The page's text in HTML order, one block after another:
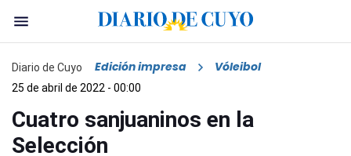
Diario de Cuyo Edición impresa Vóleibol
25 de abril de 2022 - 00:00
Cuatro sanjuaninos en la
Selección